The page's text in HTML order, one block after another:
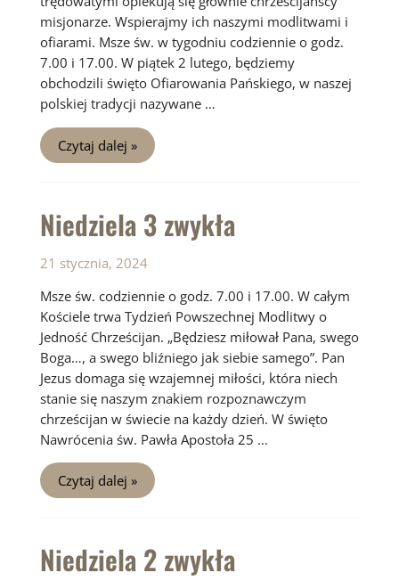
misjonarze. Wspierajmy ich naszymi modlitwami i
ofiarami. Msze św. w tygodniu codziennie o godz.
7.00 i 17.00. W piątek 2 lutego, będziemy
obchodzili święto Ofiarowania Pańskiego, w naszej
polskiej tradycji nazywane …
Niedziela
4
zwykła
Czytaj dalej »
Niedziela 3 zwykła
21 stycznia, 2024
Msze św. codziennie o godz. 7.00 i 17.00. W całym
Kościele trwa Tydzień Powszechnej Modlitwy o
Jedność Chrześcijan. „Będziesz miłował Pana, swego
Boga…, a swego bliźniego jak siebie samego”. Pan
Jezus domaga się wzajemnej miłości, która niech
stanie się naszym znakiem rozpoznawczym
chrześcijan w świecie na każdy dzień. W święto
Nawrócenia św. Pawła Apostoła 25 …
Niedziela
3
zwykła
Czytaj dalej »
Niedziela 2 zwykła